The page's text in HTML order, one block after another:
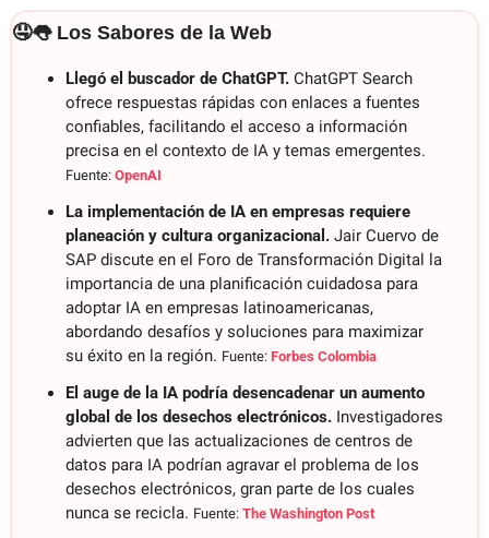
🤤👅 Los Sabores de la Web
Llegó el buscador de ChatGPT. ChatGPT Search
ofrece respuestas rápidas con enlaces a fuentes
confiables, facilitando el acceso a información
Fuente: OpenAI
La implementación de IA en empresas requiere
planeación y cultura organizacional. Jair Cuervo de
SAP discute en el Foro de Transformación Digital la
importancia de una planificación cuidadosa para
adoptar IA en empresas latinoamericanas,
abordando desafíos y soluciones para maximizar
su éxito en la región. Fuente: Forbes Colombia
El auge de la IA podría desencadenar un aumento
global de los desechos electrónicos. Investigadores
advierten que las actualizaciones de centros de
datos para IA podrían agravar el problema de los
desechos electrónicos, gran parte de los cuales
nunca se recicla. Fuente: The Washington Post